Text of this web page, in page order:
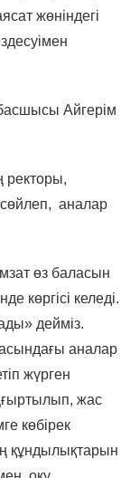
жөніндегі
Айгерім
ректоры,
аналар
өз баласын
көргісі келеді.
дейміз.
аналар
жүрген
жас
көбірек
құндылықтарын